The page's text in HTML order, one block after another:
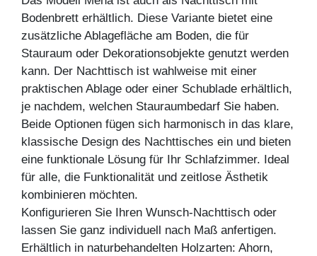
Bodenbrett erhältlich. Diese Variante bietet eine
zusätzliche Ablagefläche am Boden, die für
Stauraum oder Dekorationsobjekte genutzt werden
kann. Der Nachttisch ist wahlweise mit einer
praktischen Ablage oder einer Schublade erhältlich,
je nachdem, welchen Stauraumbedarf Sie haben.
Beide Optionen fügen sich harmonisch in das klare,
klassische Design des Nachttisches ein und bieten
eine funktionale Lösung für Ihr Schlafzimmer. Ideal
für alle, die Funktionalität und zeitlose Ästhetik
kombinieren möchten.
Konfigurieren Sie Ihren Wunsch-Nachttisch oder
lassen Sie ganz individuell nach Maß anfertigen.
Erhältlich in naturbehandelten Holzarten: Ahorn,